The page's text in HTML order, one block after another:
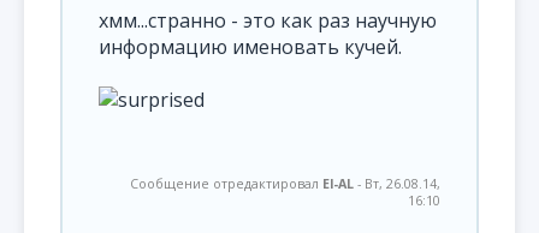
хмм...странно - это как раз научную
информацию именовать кучей.
Сообщение отредактировал El-AL - Вт, 26.08.14,
16:10